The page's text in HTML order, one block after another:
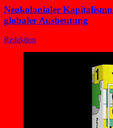
Neokolonialer
globaler Ausbeutung
Redaktion